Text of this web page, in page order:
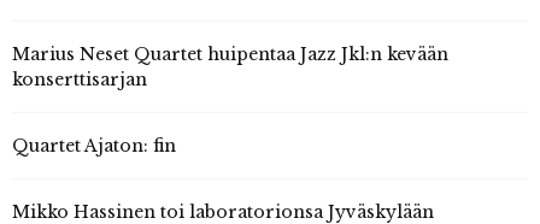
Marius Neset Quartet huipentaa Jazz Jkl:n kevään
konserttisarjan
Quartet Ajaton: fin
Mikko Hassinen toi laboratorionsa Jyväskylään